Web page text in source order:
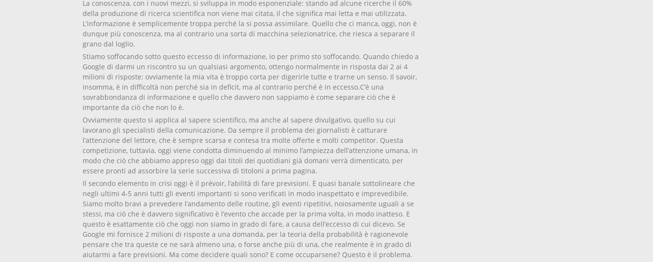
La conoscenza, con i nuovi mezzi, si sviluppa in modo esponenziale: stando ad alcune ricerche il 60%
della produzione di ricerca scientifica non viene mai citata, il che significa mai letta e mai utilizzata.
L’informazione è semplicemente troppa perché la si possa assimilare. Quello che ci manca, oggi, non è
dunque più conoscenza, ma al contrario una sorta di macchina selezionatrice, che riesca a separare il
grano dal loglio.
Stiamo soffocando sotto questo eccesso di informazione, io per primo sto soffocando. Quando chiedo a
Google di darmi un riscontro su un qualsiasi argomento, ottengo normalmente in risposta dai 2 ai 4
milioni di risposte: ovviamente la mia vita è troppo corta per digerirle tutte e trarne un senso. Il savoir,
insomma, è in difficoltà non perché sia in deficit, ma al contrario perché è in eccesso.C’è una
sovrabbondanza di informazione e quello che davvero non sappiamo è come separare ciò che è
importante da ciò che non lo è.
Ovviamente questo si applica al sapere scientifico, ma anche al sapere divulgativo, quello su cui
lavorano gli specialisti della comunicazione. Da sempre il problema dei giornalisti è catturare
l’attenzione del lettore, che è sempre scarsa e contesa tra molte offerte e molti competitor. Questa
competizione, tuttavia, oggi viene condotta diminuendo al minimo l’ampiezza dell’attenzione umana, in
modo che ciò che abbiamo appreso oggi dai titoli dei quotidiani già domani verrà dimenticato, per
essere pronti ad assorbire la serie successiva di titoloni a prima pagina.
Il secondo elemento in crisi oggi è il prévoir, l’abilità di fare previsioni. È quasi banale sottolineare che
negli ultimi 4-5 anni tutti gli eventi importanti si sono verificati in modo inaspettato e imprevedibile.
Siamo molto bravi a prevedere l’andamento delle routine, gli eventi ripetitivi, noiosamente uguali a se
stessi, ma ciò che è davvero significativo è l’evento che accade per la prima volta, in modo inatteso. E
questo è esattamente ciò che oggi non siamo in grado di fare, a causa dell’eccesso di cui dicevo. Se
Google mi fornisce 2 milioni di risposte a una domanda, per la teoria della probabilità è ragionevole
pensare che tra queste ce ne sarà almeno una, o forse anche più di una, che realmente è in grado di
aiutarmi a fare previsioni. Ma come decidere quali sono? E come occuparsene? Questo è il problema.